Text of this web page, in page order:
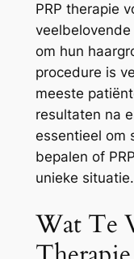
PRP therapie
om hun
procedure is
meeste
resultaten na
essentieel om
bepalen of
unieke situatie.
Wat Te